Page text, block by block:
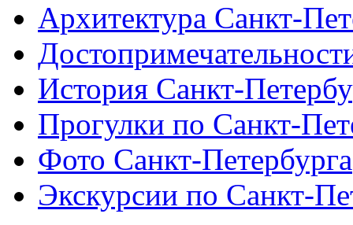
Архитектура Санкт-
История Санкт-
Прогулки по Санкт-
Фото Санкт-Петербурга
Экскурсии по Санкт-